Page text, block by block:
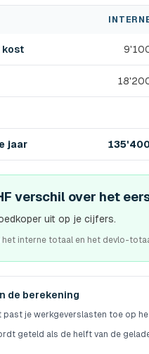
kost
jaar
verschil over het
uit op je cijfers.
het interne totaal en het devlo-
de berekening
past je werkgeverslasten toe op
geteld als de helft van de